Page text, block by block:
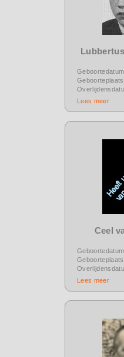
Lees meer
Ceel
Lees meer